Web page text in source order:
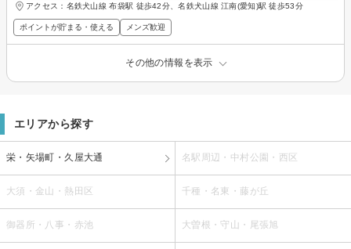
アクセス：名鉄犬山線 布袋駅 徒歩42分、名鉄犬山線 江南(愛知)駅 徒歩53分
ポイントが貯まる・使える メンズ歓迎
その他の情報を表示
エリアから探す
栄・矢場町・久屋大通 名駅周辺・中村公園・西区
大須・金山・熱田区 千種・名東・藤が丘
御器所・八事・赤池 大曽根・守山・尾張旭